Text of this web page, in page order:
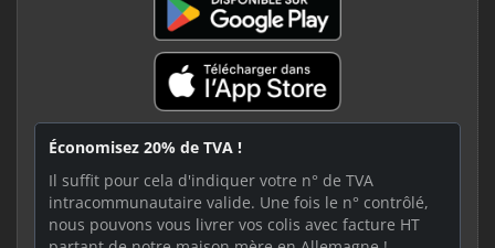
Économisez 20% de TVA !
Il suffit pour cela d'indiquer votre n° de TVA
intracommunautaire valide. Une fois le n° contrôlé,
nous pouvons vous livrer vos colis avec facture HT